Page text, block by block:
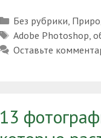
Рубрики
Без рубрики
Метки
Adobe Photoshop
Оставьте
13